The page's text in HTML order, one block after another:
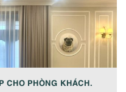
CHO PHÒNG KHÁCH.